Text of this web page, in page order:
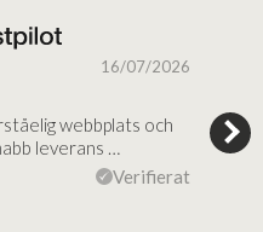
16/07/2026
webbplats och
leverans …
Verifierat
Jag